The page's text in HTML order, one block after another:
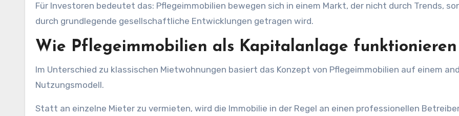
Für Investoren bedeutet das: Pflegeimmobilien bewegen sich in einem Markt, der nicht durch Trends,
durch grundlegende gesellschaftliche Entwicklungen getragen wird.
Wie Pflegeimmobilien als Kapitalanlage funktionieren
Im Unterschied zu klassischen Mietwohnungen basiert das Konzept von Pflegeimmobilien auf einem
Nutzungsmodell.
Statt an einzelne Mieter zu vermieten, wird die Immobilie in der Regel an einen professionellen